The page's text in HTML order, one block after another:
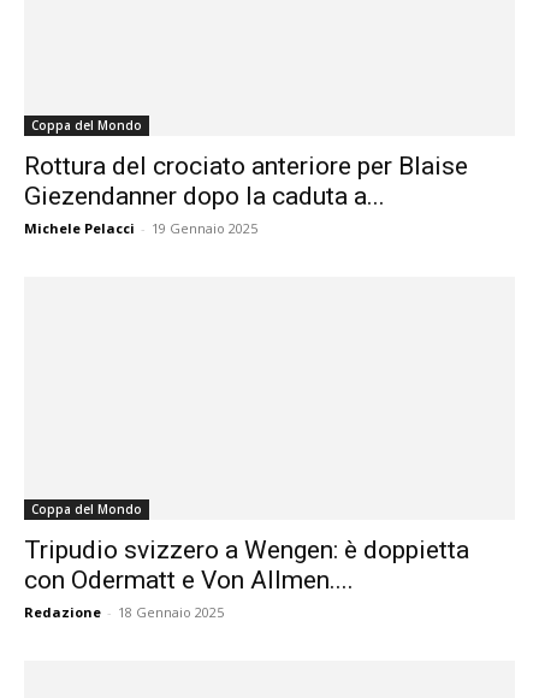
Coppa del Mondo
Rottura del crociato anteriore per Blaise
Giezendanner dopo la caduta a...
Michele Pelacci - 19 Gennaio 2025
Coppa del Mondo
Tripudio svizzero a Wengen: è doppietta
con Odermatt e Von Allmen....
Redazione - 18 Gennaio 2025